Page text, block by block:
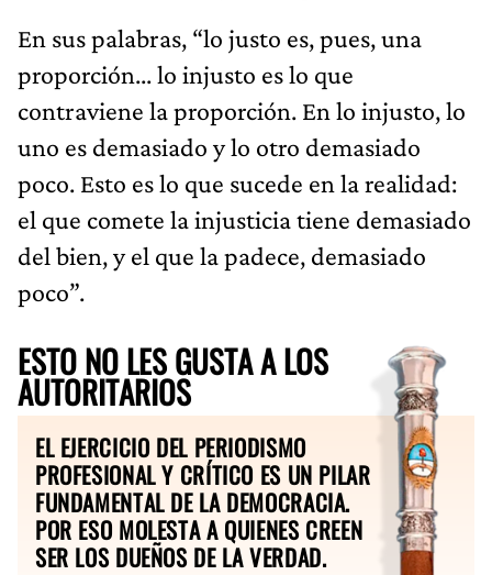
En sus palabras, “lo justo es, pues, una
proporción... lo injusto es lo que
contraviene la proporción. En lo injusto, lo
uno es demasiado y lo otro demasiado
poco. Esto es lo que sucede en la realidad:
el que comete la injusticia tiene demasiado
del bien, y el que la padece, demasiado
poco”.
ESTO NO LES GUSTA A LOS
AUTORITARIOS
EL EJERCICIO DEL PERIODISMO
PROFESIONAL Y CRÍTICO ES UN PILAR
FUNDAMENTAL DE LA DEMOCRACIA.
POR ESO MOLESTA A QUIENES CREEN
SER LOS DUEÑOS DE LA VERDAD.